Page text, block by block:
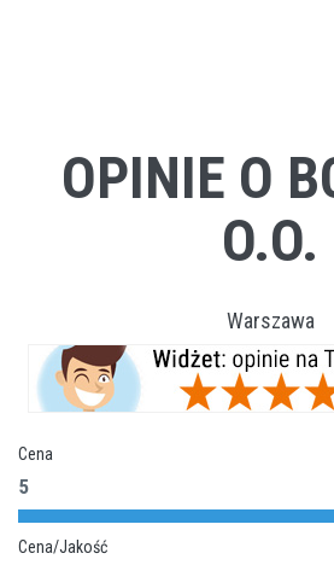
OPINIE O
O.O.
Warszawa
Cena
5
Cena/Jakość